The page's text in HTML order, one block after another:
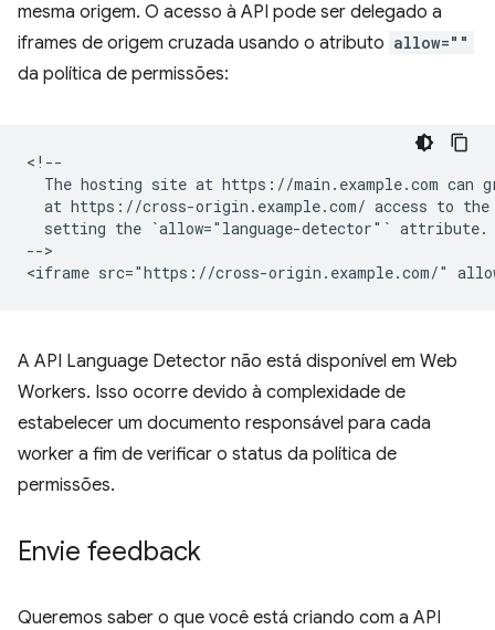
mesma origem. O acesso à API pode ser delegado a
iframes de origem cruzada usando o atributo allow=""
da política de permissões:
<!--
The hosting site at https://main.example.com can
at https://cross-origin.example.com/ access to
  setting the `allow="language-detector"` attribute.
-->
A API Language Detector não está disponível em Web
Workers. Isso ocorre devido à complexidade de
estabelecer um documento responsável para cada
worker a fim de verificar o status da política de
permissões.
Envie feedback
Queremos saber o que você está criando com a API